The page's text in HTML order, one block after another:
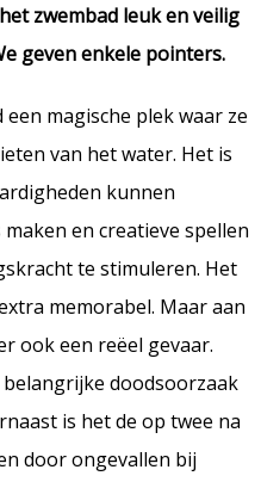
zwembad leuk en veilig
geven enkele pointers.
magische plek waar ze
van het water. Het is
kunnen
en creatieve spellen
te stimuleren. Het
memorabel. Maar aan
ook een reëel gevaar.
doodsoorzaak
is het de op twee na
door ongevallen bij